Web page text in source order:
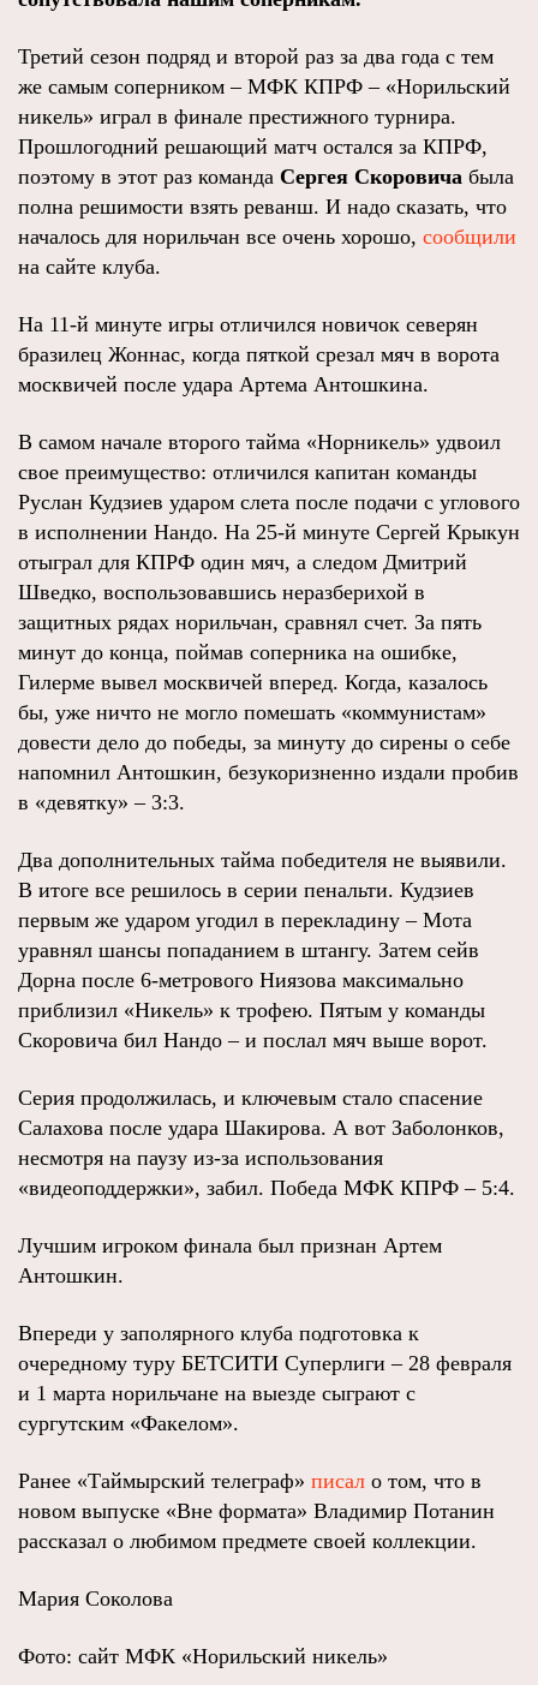
Третий сезон подряд и второй раз за два года с тем
же самым соперником – МФК КПРФ – «Норильский
никель» играл в финале престижного турнира.
Прошлогодний решающий матч остался за КПРФ,
поэтому в этот раз команда Сергея Скоровича была
полна решимости взять реванш. И надо сказать, что
началось для норильчан все очень хорошо, сообщили
на сайте клуба.
На 11-й минуте игры отличился новичок северян
бразилец Жоннас, когда пяткой срезал мяч в ворота
москвичей после удара Артема Антошкина.
В самом начале второго тайма «Норникель» удвоил
свое преимущество: отличился капитан команды
Руслан Кудзиев ударом слета после подачи с углового
в исполнении Нандо. На 25-й минуте Сергей Крыкун
отыграл для КПРФ один мяч, а следом Дмитрий
Шведко, воспользовавшись неразберихой в
защитных рядах норильчан, сравнял счет. За пять
минут до конца, поймав соперника на ошибке,
Гилерме вывел москвичей вперед. Когда, казалось
бы, уже ничто не могло помешать «коммунистам»
довести дело до победы, за минуту до сирены о себе
напомнил Антошкин, безукоризненно издали пробив
в «девятку» – 3:3.
Два дополнительных тайма победителя не выявили.
В итоге все решилось в серии пенальти. Кудзиев
первым же ударом угодил в перекладину – Мота
уравнял шансы попаданием в штангу. Затем сейв
Дорна после 6-метрового Ниязова максимально
приблизил «Никель» к трофею. Пятым у команды
Скоровича бил Нандо – и послал мяч выше ворот.
Серия продолжилась, и ключевым стало спасение
Салахова после удара Шакирова. А вот Заболонков,
несмотря на паузу из-за использования
«видеоподдержки», забил. Победа МФК КПРФ – 5:4.
Лучшим игроком финала был признан Артем
Антошкин.
Впереди у заполярного клуба подготовка к
очередному туру БЕТСИТИ Суперлиги – 28 февраля
и 1 марта норильчане на выезде сыграют с
сургутским «Факелом».
Ранее «Таймырский телеграф» писал о том, что в
новом выпуске «Вне формата» Владимир Потанин
рассказал о любимом предмете своей коллекции.
Мария Соколова
Фото: сайт МФК «Норильский никель»